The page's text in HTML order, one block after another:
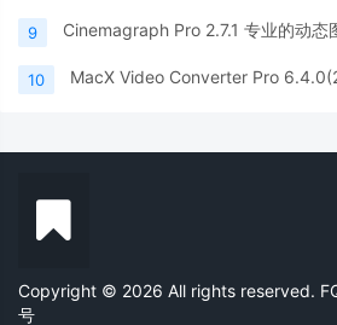
9 Cinemagraph Pro 2.7.1 专业的动态
10 MacX Video Converter Pro
Copyright © 2026 All rights reserved.
号